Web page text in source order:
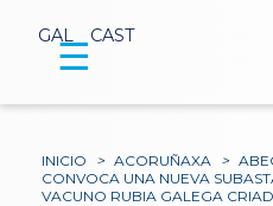
GAL CAST
☰
INICIO > ACORUÑAXA >
CONVOCA UNA NUEVA
VACUNO RUBIA GALEGA